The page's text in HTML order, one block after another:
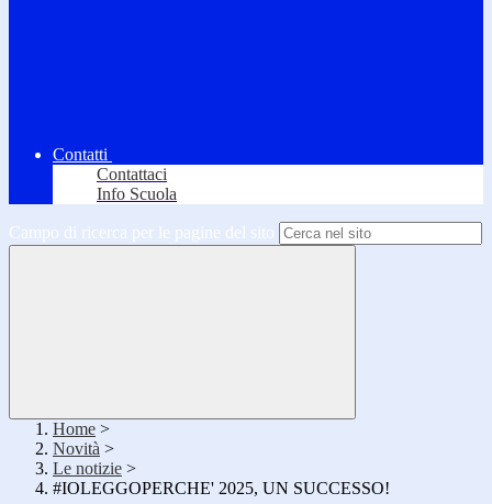
Contatti
Contattaci
Info Scuola
Campo di ricerca per le pagine del sito
Home >
Novità >
Le notizie >
#IOLEGGOPERCHE' 2025, UN SUCCESSO!